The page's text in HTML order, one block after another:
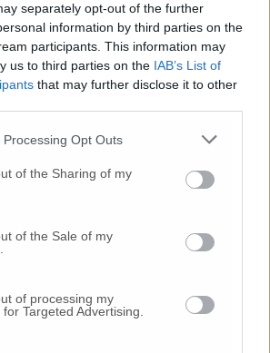
separately opt-out of the further
information by third parties on the
participants. This information may
us to third parties on the IAB’s List of
that may further disclose it to other
Opt Outs
of the Sharing of my
of the Sale of my
of processing my
Targeted Advertising.
taser,muore in ospedale dopo un
in corso per accertare le
Marzocca,donna travolta e uccisa
muoreil professore Pino Attili
il pianto di mia madre al telefono:
Prendi l’aereo”
Così ho saputo della
Fabriano per la scomparsa
Rossi
per spaccio
alla fuga dai